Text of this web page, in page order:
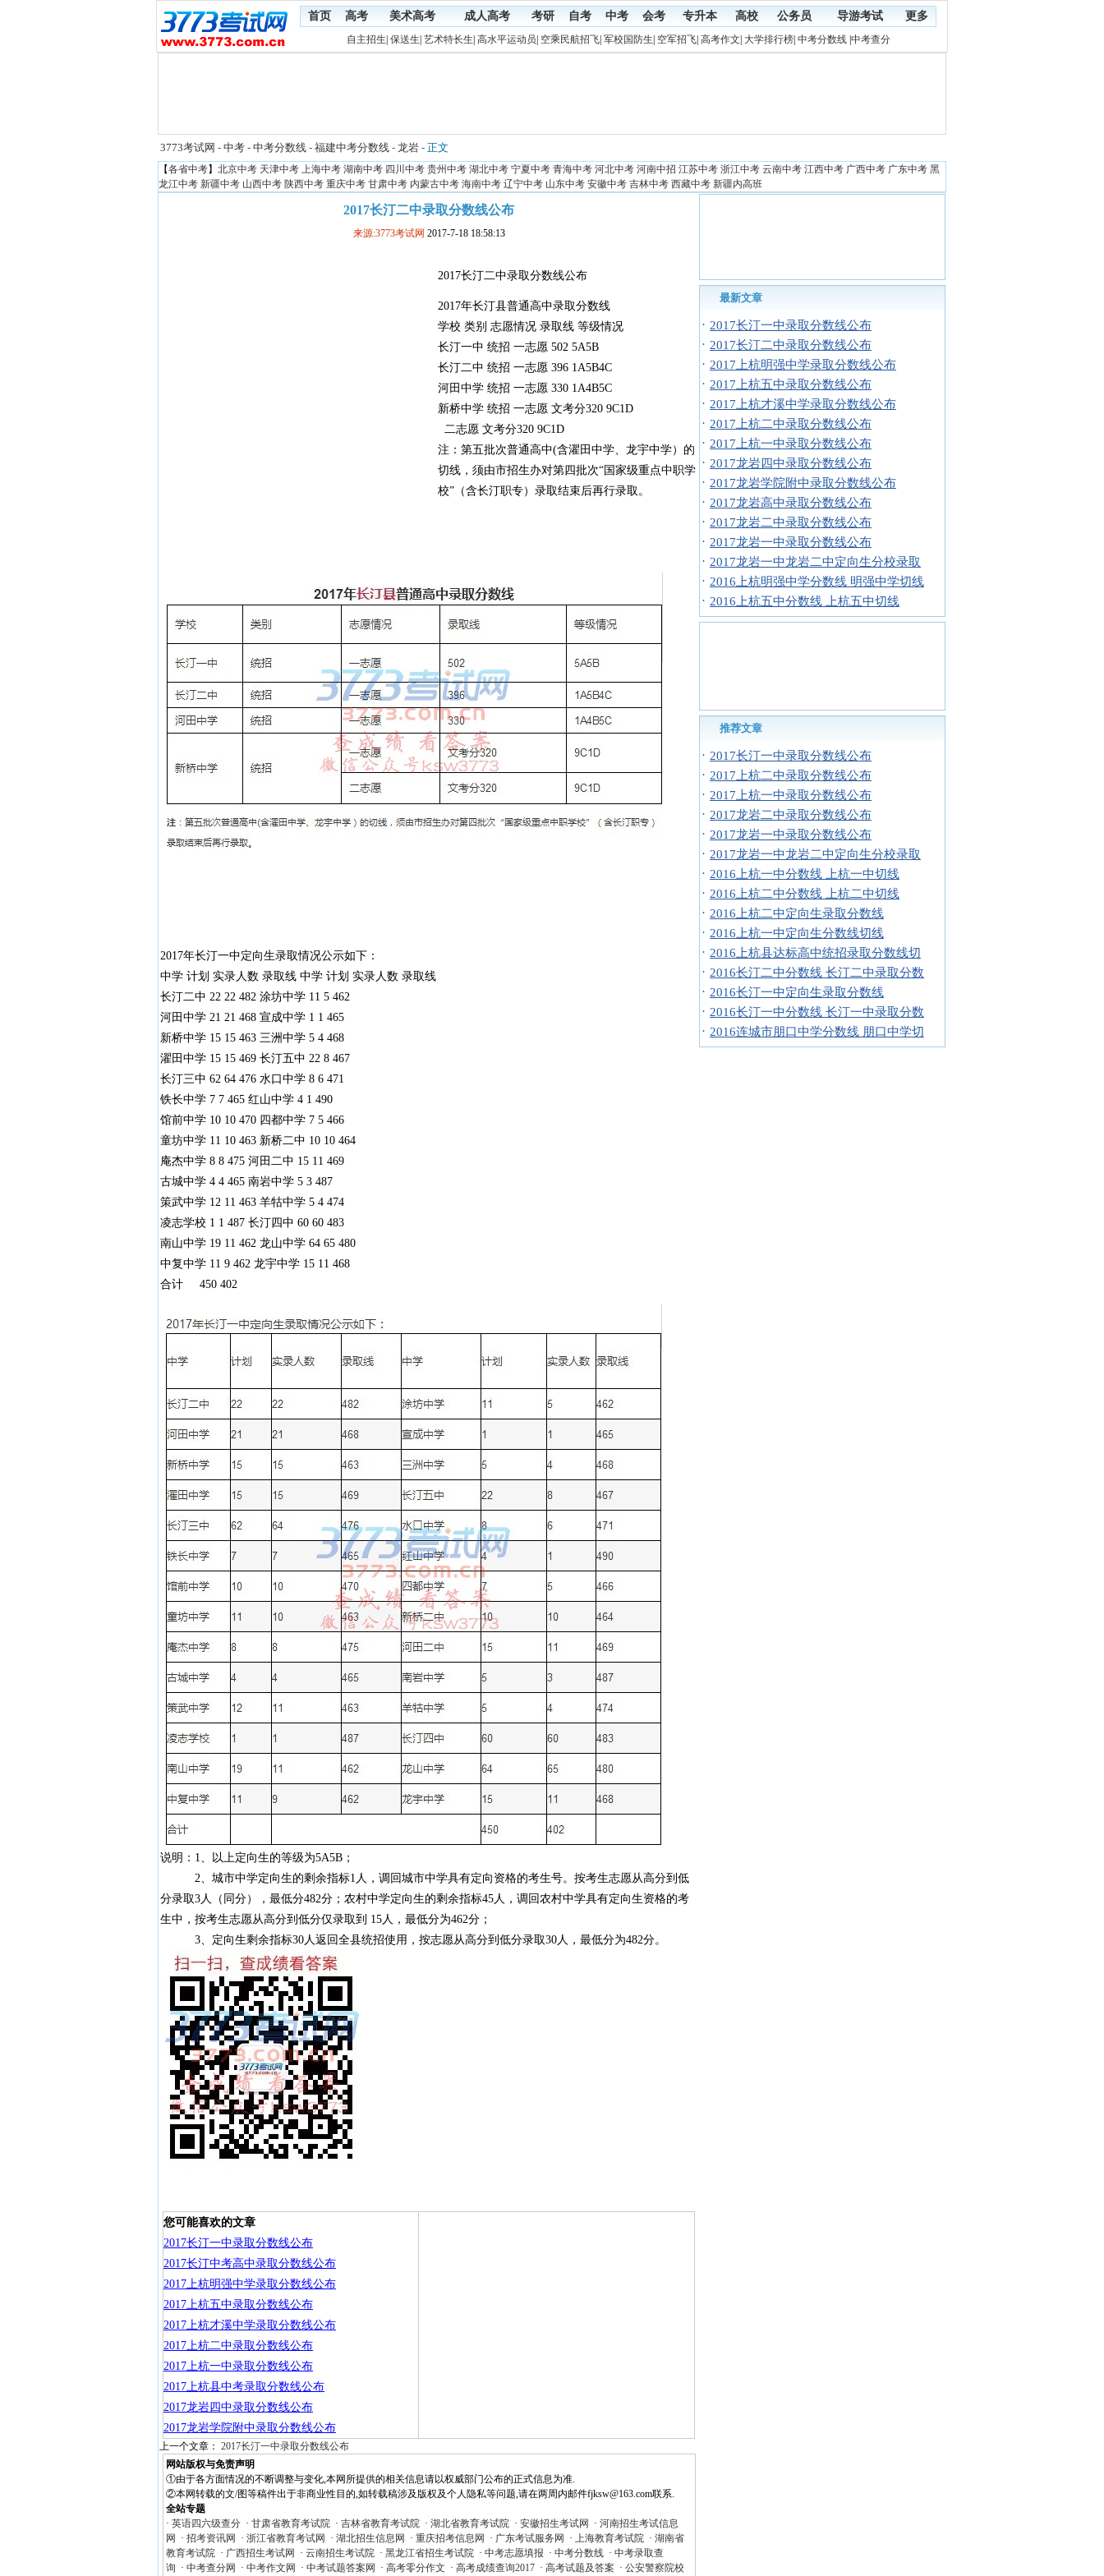
首页 高考 美术高考 成人高考 考研 自考 中考 会考 专升本 高校 公务员 导游考试 更多
自主招生 保送生 艺术特长生 高水平运动员 空乘民航招飞| 军校国防生 空军招飞| 高考作文 大学排行榜| 中考分数线| 中考查分
3773考试网 - 中考 - 中考分数线 - 福建中考分数线 - 龙岩 - 正文
【各省中考】 北京中考 天津中考 上海中考 湖南中考 四川中考 贵州中考 湖北中考 宁夏中考 青海中考 河北中考 河南中招 江苏中考 浙江中考 云南中考 江西中考 广西中考 广东中考 黑
龙江中考 新疆中考 山西中考 陕西中考 重庆中考 甘肃中考 内蒙古中考 海南中考 辽宁中考 山东中考 安徽中考 吉林中考 西藏中考 新疆内高班
2017长汀二中录取分数线公布
来源:3773考试网 2017-7-18 18:58:13
2017长汀二中录取分数线公布
2017年长汀县普通高中录取分数线
学校 类别 志愿情况 录取线 等级情况
长汀一中 统招 一志愿 502 5A5B
长汀二中 统招 一志愿 396 1A5B4C
河田中学 统招 一志愿 330 1A4B5C
新桥中学 统招 一志愿 文考分320 9C1D
二志愿 文考分320 9C1D
注：第五批次普通高中(含濯田中学、龙宇中学）的
切线，须由市招生办对第四批次“国家级重点中职学
校”（含长汀职专）录取结束后再行录取。
2017年长汀一中定向生录取情况公示如下：
中学 计划 实录人数 录取线 中学 计划 实录人数 录取线
长汀二中 22 22 482 涂坊中学 11 5 462
河田中学 21 21 468 宣成中学 1 1 465
新桥中学 15 15 463 三洲中学 5 4 468
濯田中学 15 15 469 长汀五中 22 8 467
长汀三中 62 64 476 水口中学 8 6 471
铁长中学 7 7 465 红山中学 4 1 490
馆前中学 10 10 470 四都中学 7 5 466
童坊中学 11 10 463 新桥二中 10 10 464
庵杰中学 8 8 475 河田二中 15 11 469
古城中学 4 4 465 南岩中学 5 3 487
策武中学 12 11 463 羊牯中学 5 4 474
凌志学校 1 1 487 长汀四中 60 60 483
南山中学 19 11 462 龙山中学 64 65 480
中复中学 11 9 462 龙宇中学 15 11 468
合计 450 402
说明：1、以上定向生的等级为5A5B；
2、城市中学定向生的剩余指标1人，调回城市中学具有定向资格的考生号。按考生志愿从高分到低
分录取3人（同分），最低分482分；农村中学定向生的剩余指标45人，调回农村中学具有定向生资格的考
生中，按考生志愿从高分到低分仅录取到 15人，最低分为462分；
3、定向生剩余指标30人返回全县统招使用，按志愿从高分到低分录取30人，最低分为482分。
您可能喜欢的文章
2017长汀一中录取分数线公布
2017长汀中考高中录取分数线公布
2017上杭明强中学录取分数线公布
2017上杭五中录取分数线公布
2017上杭才溪中学录取分数线公布
2017上杭二中录取分数线公布
2017上杭一中录取分数线公布
2017上杭县中考录取分数线公布
2017龙岩四中录取分数线公布
2017龙岩学院附中录取分数线公布
上一个文章： 2017长汀一中录取分数线公布
网站版权与免责声明
①由于各方面情况的不断调整与变化,本网所提供的相关信息请以权威部门公布的正式信息为准.
②本网转载的文/图等稿件出于非商业性目的,如转载稿涉及版权及个人隐私等问题,请在两周内邮件fjksw@163.com联系.
全站专题
· 英语四六级查分· 甘肃省教育考试院· 吉林省教育考试院· 湖北省教育考试院· 安徽招生考试网 · 河南招生考试信息
网
· 招考资讯网 · 浙江省教育考试网 · 湖北招生信息网 · 重庆招考信息网 · 广东考试服务网 · 上海教育考试院· 湖南省
教育考试院· 广西招生考试网 · 云南招生考试院· 黑龙江省招生考试院· 中考志愿填报 · 中考分数线· 中考录取查
询 · 中考查分网 · 中考作文网 · 中考试题答案网 · 高考零分作文 · 高考成绩查询2017· 高考试题及答案 · 公安警察院校
最新文章
· 2017长汀一中录取分数线公布
· 2017长汀二中录取分数线公布
· 2017上杭明强中学录取分数线公布
· 2017上杭五中录取分数线公布
· 2017上杭才溪中学录取分数线公布
· 2017上杭二中录取分数线公布
· 2017上杭一中录取分数线公布
· 2017龙岩四中录取分数线公布
· 2017龙岩学院附中录取分数线公布
· 2017龙岩高中录取分数线公布
· 2017龙岩二中录取分数线公布
· 2017龙岩一中录取分数线公布
· 2017龙岩一中龙岩二中定向生分校录取
· 2016上杭明强中学分数线 明强中学切线
· 2016上杭五中分数线 上杭五中切线
推荐文章
· 2017长汀一中录取分数线公布
· 2017上杭二中录取分数线公布
· 2017上杭一中录取分数线公布
· 2017龙岩二中录取分数线公布
· 2017龙岩一中录取分数线公布
· 2017龙岩一中龙岩二中定向生分校录取
· 2016上杭一中分数线 上杭一中切线
· 2016上杭二中分数线 上杭二中切线
· 2016上杭二中定向生录取分数线
· 2016上杭一中定向生分数线切线
· 2016上杭县达标高中统招录取分数线切
· 2016长汀二中分数线 长汀二中录取分数
· 2016长汀一中定向生录取分数线
· 2016长汀一中分数线 长汀一中录取分数
· 2016连城市朋口中学分数线 朋口中学切